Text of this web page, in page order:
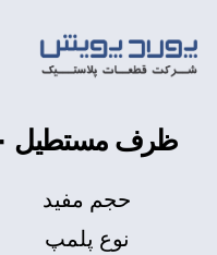
ظرف مستطیل ۱۴۰ سی سی، ۸۰x۱۲۰
حجم مفید
نوع پلمپ